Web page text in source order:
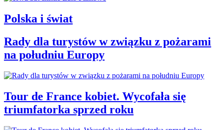
Polska i świat
Rady dla turystów w związku z pożarami
na południu Europy
Tour de France kobiet. Wycofała się
triumfatorka sprzed roku